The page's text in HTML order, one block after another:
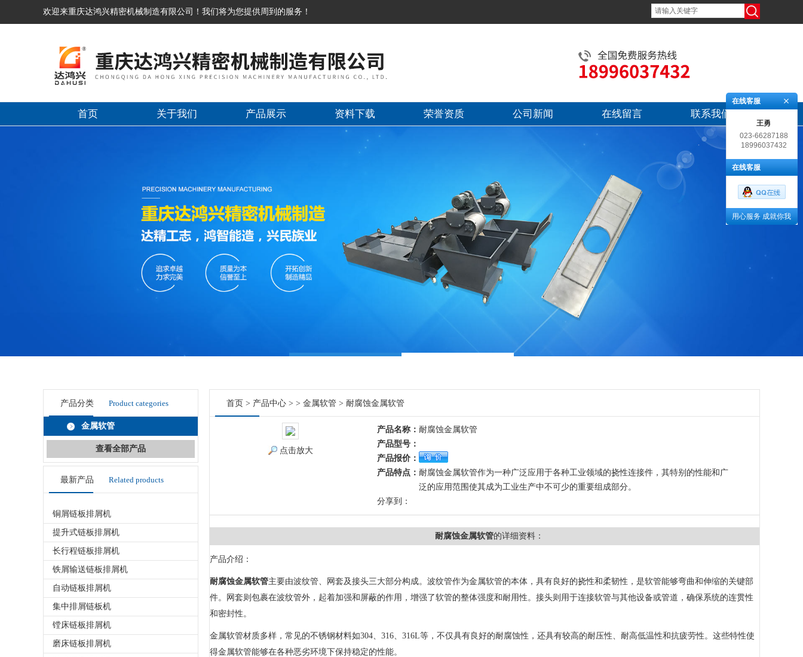
欢迎来重庆达鸿兴精密机械制造有限公司！我们将为您提供周到的服务！
首页 关于我们 产品展示 资料下载 荣誉资质 公司新闻 在线留言 联系我们
产品分类 Product categories
金属软管
查看全部产品
最新产品 Related products
铜屑链板排屑机
提升式链板排屑机
长行程链板排屑机
铁屑输送链板排屑机
自动链板排屑机
集中排屑链板机
镗床链板排屑机
磨床链板排屑机
首页 > 产品中心 > > 金属软管 > 耐腐蚀金属软管
点击放大
产品名称： 耐腐蚀金属软管
产品型号：
产品报价：
产品特点： 耐腐蚀金属软管作为一种广泛应用于各种工业领域的挠性连接件，其特别的性能和广
泛的应用范围使其成为工业生产中不可少的重要组成部分。
分享到：
耐腐蚀金属软管的详细资料：
产品介绍：
耐腐蚀金属软管主要由波纹管、网套及接头三大部分构成。波纹管作为金属软管的本体，具有良好的挠性和柔韧性，是软管能够弯曲和伸缩的关键部
件。网套则包裹在波纹管外，起着加强和屏蔽的作用，增强了软管的整体强度和耐用性。接头则用于连接软管与其他设备或管道，确保系统的连贯性
和密封性。
金属软管材质多样，常见的不锈钢材料如304、316、316L等，不仅具有良好的耐腐蚀性，还具有较高的耐压性、耐高低温性和抗疲劳性。这些特性使
得金属软管能够在各种恶劣环境下保持稳定的性能。
在线客服
王勇
023-66287188
18996037432
在线客服
用心服务 成就你我